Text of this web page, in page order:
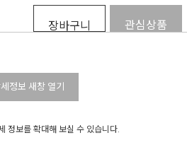
장바구니 관심상품
정보 새창 열기
정보를 확대해 보실 수 있습니다.